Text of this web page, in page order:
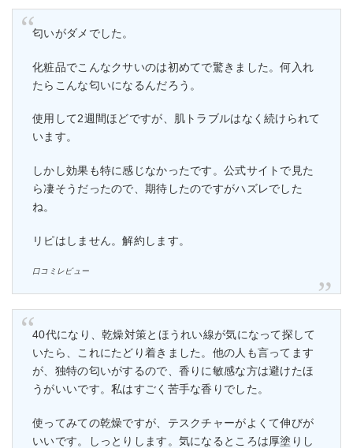
匂いがダメでした。
化粧品でこんなクサいのは初めてで驚きました。何入れ
たらこんな匂いになるんだろう。
使用して2週間ほどですが、肌トラブルはなく続けられて
います。
しかし効果も特に感じなかったです。公式サイトで見た
ら凄そうだったので、期待したのですがハズレでした
ね。
リピはしません。解約します。
口コミレビュー
40代になり、乾燥対策とほうれい線が気になって探して
いたら、これにたどり着きました。他の人も言ってます
が、独特の匂いがするので、香りに敏感な方は避けたほ
うがいいです。私はすごく苦手な香りでした。
使ってみての乾燥ですが、テスクチャーがよくて伸びが
いいです。しっとりします。気になるところは厚塗りし